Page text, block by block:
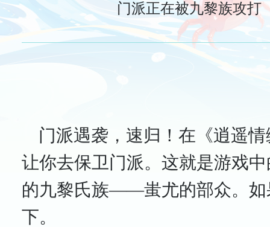
门派正在被九黎族攻打
门派遇袭，速归！在《逍遥
让你去保卫门派。这就是游戏
的九黎氏族——蚩尤的部众。如
下。